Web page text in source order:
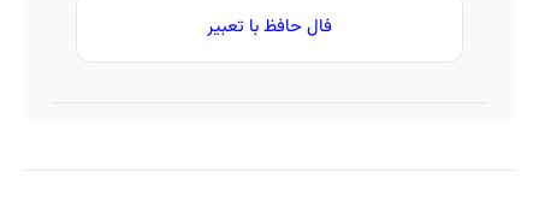
فال حافظ با تعبیر